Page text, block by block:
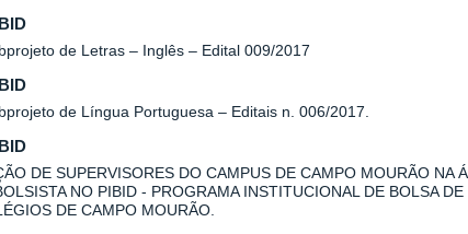
de Letras – Inglês – Edital 009/2017
de Língua Portuguesa – Editais n. 006/2017.
DE SUPERVISORES DO CAMPUS DE CAMPO MOURÃO NA
NO PIBID - PROGRAMA INSTITUCIONAL DE BOLSA
DE CAMPO MOURÃO.